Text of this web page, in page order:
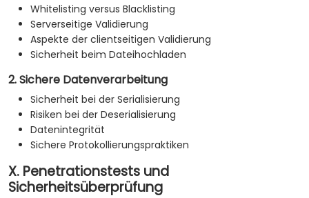
Whitelisting versus Blacklisting
Serverseitige Validierung
Aspekte der clientseitigen Validierung
Sicherheit beim Dateihochladen
2. Sichere Datenverarbeitung
Sicherheit bei der Serialisierung
Risiken bei der Deserialisierung
Datenintegrität
Sichere Protokollierungspraktiken
X. Penetrationstests und
Sicherheitsüberprüfung